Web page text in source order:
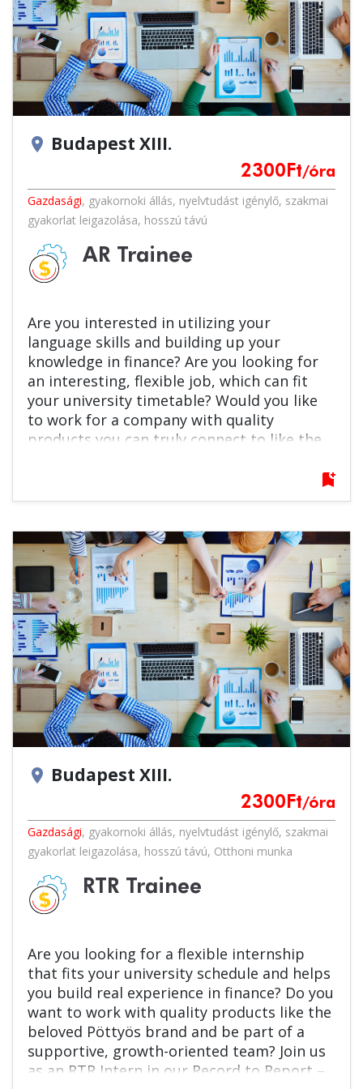
location_on Budapest XIII.
2300 Ft/óra
Gazdasági, gyakornoki állás, nyelvtudást igénylő, szakmai
gyakorlat leigazolása, hosszú távú
AR Trainee
Are you interested in utilizing your
language skills and building up your
knowledge in finance? Are you looking for
an interesting, flexible job, which can fit
your university timetable? Would you like
to work for a company with quality
products you can truly connect to like the
terms for you, but something you are keen
you!
bookmark_add
location_on Budapest XIII.
2300 Ft/óra
Gazdasági, gyakornoki állás, nyelvtudást igénylő, szakmai
gyakorlat leigazolása, hosszú távú, Otthoni munka
RTR Trainee
Are you looking for a flexible internship
that fits your university schedule and helps
you build real experience in finance? Do you
want to work with quality products like the
beloved Pöttyös brand and be part of a
supportive, growth-oriented team? Join us
as an RTR Intern in our Record to Report –